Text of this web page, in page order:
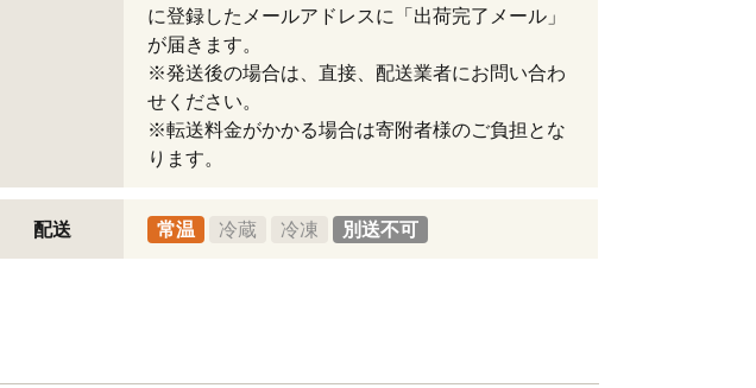
に登録したメールアドレスに「出荷完了メール」
が届きます。
※発送後の場合は、直接、配送業者にお問い合わ
せください。
※転送料金がかかる場合は寄附者様のご負担とな
ります。
配送 常温 冷蔵 冷凍 別送不可